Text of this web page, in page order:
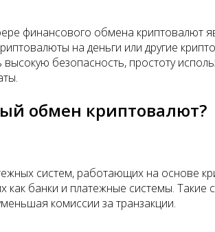
финансового обмена криптовалют
на деньги или другие
безопасность, простоту
обмен криптовалют?
систем, работающих на основе
банки и платежные системы.
комиссии за транзакции.